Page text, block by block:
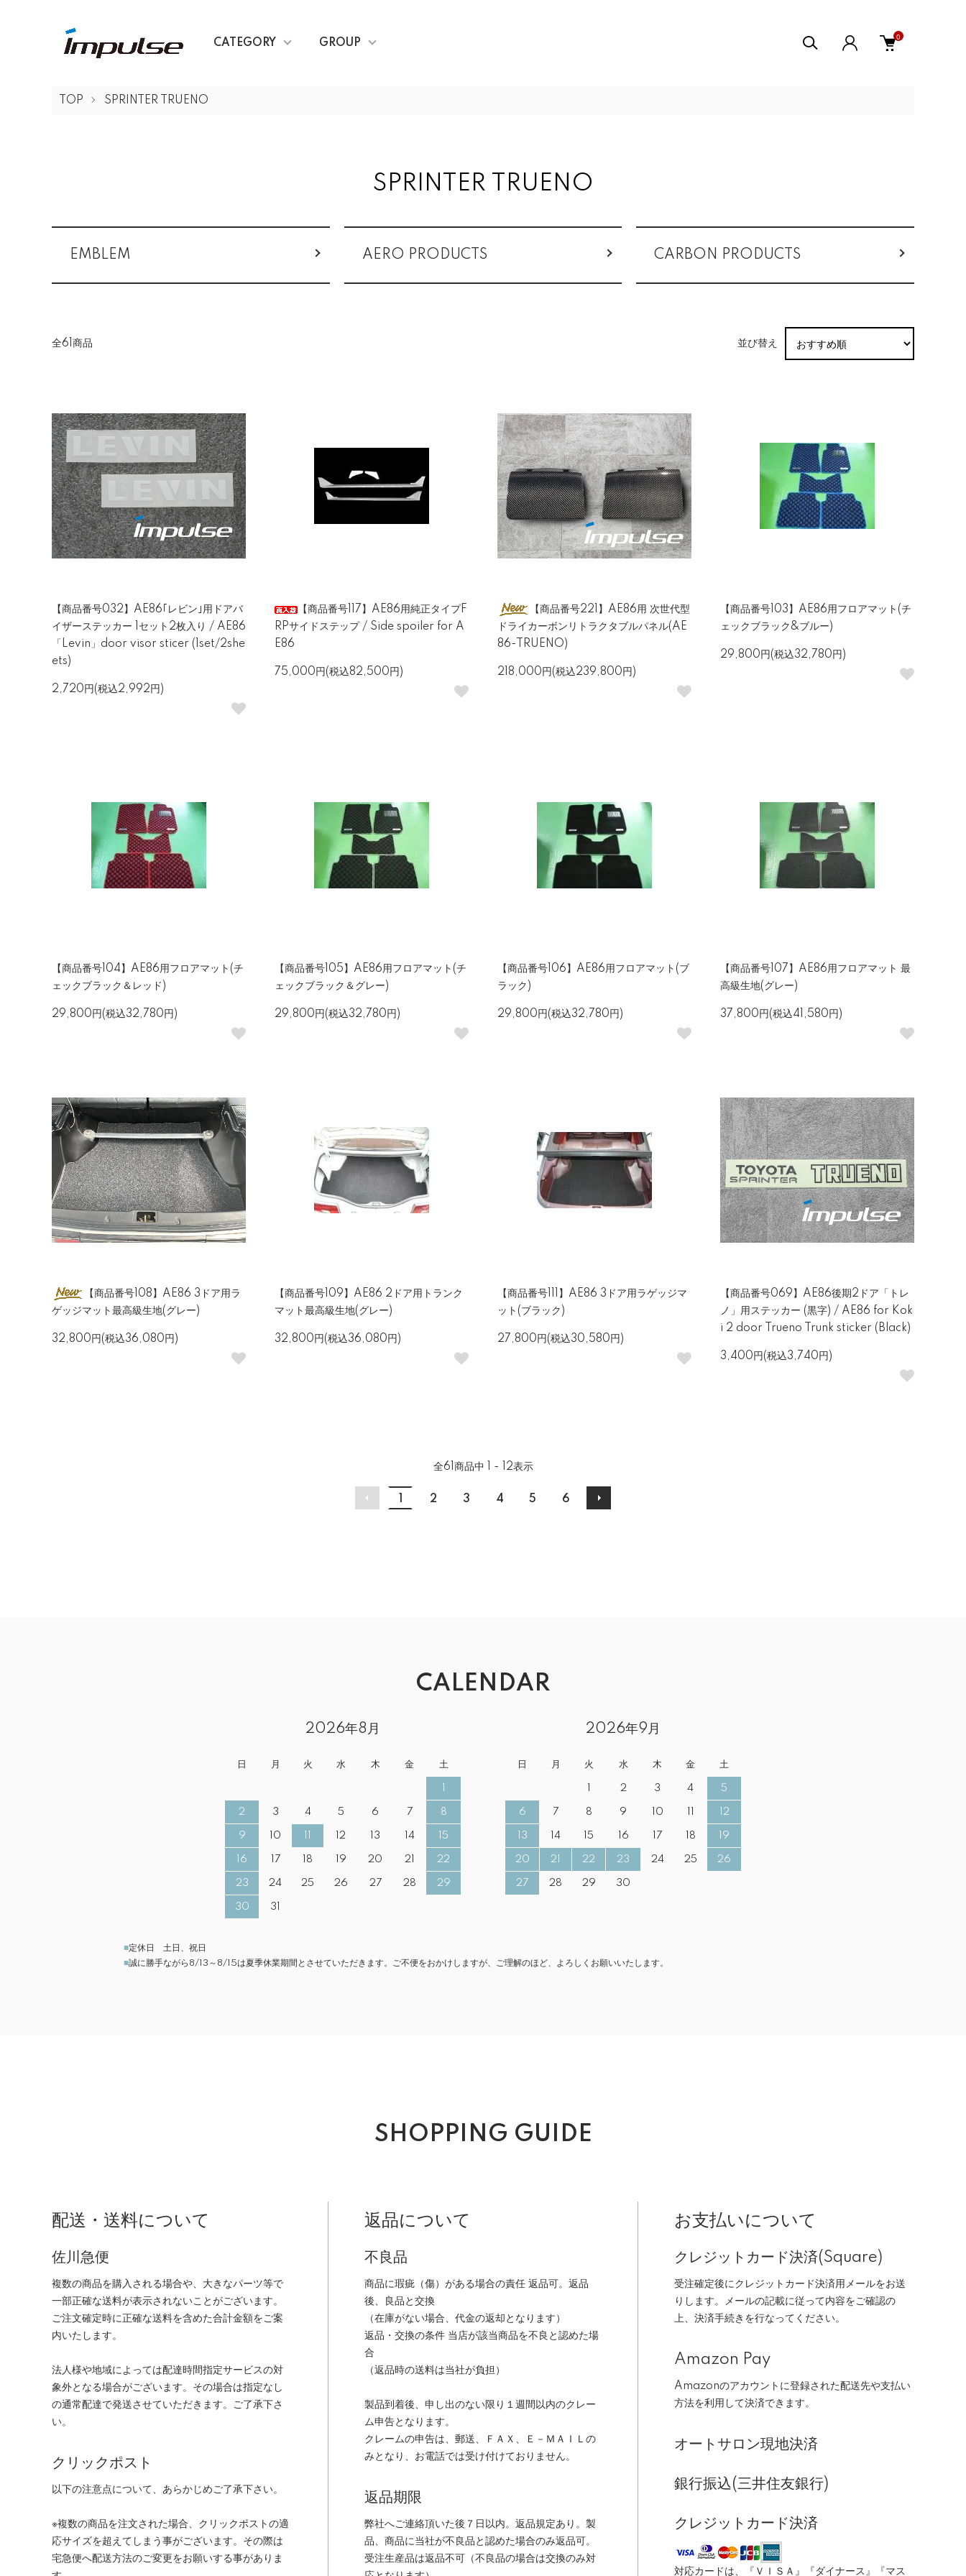
CATEGORY GROUP
0
TOP SPRINTER TRUENO
SPRINTER TRUENO
EMBLEM AERO PRODUCTS CARBON PRODUCTS
全61商品 並び替え
【商品番号032】AE86｢レビン｣用ドアバ
イザーステッカー 1セット2枚入り / AE86
「Levin」door visor sticer (1set/2she
ets)
2,720円(税込2,992円)
【商品番号117】AE86用純正タイプF
RPサイドステップ / Side spoiler for A
E86
75,000円(税込82,500円)
【商品番号221】AE86用 次世代型
ドライカーボンリトラクタブルパネル(AE
86-TRUENO)
218,000円(税込239,800円)
【商品番号103】AE86用フロアマット(チ
ェックブラック&ブルー)
29,800円(税込32,780円)
【商品番号104】AE86用フロアマット(チ
ェックブラック＆レッド)
29,800円(税込32,780円)
【商品番号105】AE86用フロアマット(チ
ェックブラック＆グレー)
29,800円(税込32,780円)
【商品番号106】AE86用フロアマット(ブ
ラック)
29,800円(税込32,780円)
【商品番号107】AE86用フロアマット 最
高級生地(グレー)
37,800円(税込41,580円)
【商品番号108】AE86 3ドア用ラ
ゲッジマット最高級生地(グレー)
32,800円(税込36,080円)
【商品番号109】AE86 2ドア用トランク
マット最高級生地(グレー)
32,800円(税込36,080円)
【商品番号111】AE86 3ドア用ラゲッジマ
ット(ブラック)
27,800円(税込30,580円)
【商品番号069】AE86後期2ドア「トレ
ノ」用ステッカー (黒字) / AE86 for Kok
i 2 door Trueno Trunk sticker (Black)
3,400円(税込3,740円)
全61 商品中 1 - 12表示
2 3 4 5 6
CALENDAR
2026年8月
日 月 火 水 木 金 土
2 3 4 5 6 7 8
9 10 12 13 14 15
16 17 18 19 20 21 22
23 24 25 26 27 28 29
30 31
2026年9月
日 月 火 水 木 金 土
2 3 4 5
6 7 8 9 10 12
13 14 15 16 17 18 19
20 21 22 23 24 25 26
27 28 29 30
■定休日 土日、祝日
■誠に勝手ながら8/13～8/15は夏季休業期間とさせていただきます。ご不便をおかけしますが、ご理解のほど、よろしくお願いいたします。
SHOPPING GUIDE
配送・送料について
佐川急便
複数の商品を購入される場合や、大きなパーツ等で
一部正確な送料が表示されないことがございます。
ご注文確定時に正確な送料を含めた合計金額をご案
内いたします。
法人様や地域によっては配達時間指定サービスの対
象外となる場合がございます。その場合は指定なし
の通常配達で発送させていただきます。ご了承下さ
い。
クリックポスト
以下の注意点について、あらかじめご了承下さい。
※複数の商品を注文された場合、クリックポストの適
応サイズを超えてしまう事がございます。その際は
宅急便へ配送方法のご変更をお願いする事がありま
返品について
不良品
商品に瑕疵（傷）がある場合の責任 返品可。返品
後、良品と交換
（在庫がない場合、代金の返却となります）
返品・交換の条件 当店が該当商品を不良と認めた場
合
（返品時の送料は当社が負担）
製品到着後、申し出のない限り１週間以内のクレー
ム申告となります。
クレームの申告は、郵送、ＦＡＸ、Ｅ－ＭＡＩＬの
みとなり、お電話では受け付けておりません。
返品期限
弊社へご連絡頂いた後７日以内。返品規定あり。製
品、商品に当社が不良品と認めた場合のみ返品可。
受注生産品は返品不可（不良品の場合は交換のみ対
お支払いについて
クレジットカード決済(Square)
受注確定後にクレジットカード決済用メールをお送
りします。メールの記載に従って内容をご確認の
上、決済手続きを行なってください。
Amazon Pay
Amazonのアカウントに登録された配送先や支払い
方法を利用して決済できます。
オートサロン現地決済
銀行振込(三井住友銀行)
クレジットカード決済
対応カードは、『ＶＩＳＡ』『ダイナース』『マス